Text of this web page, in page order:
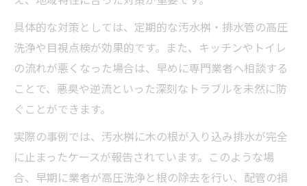
具体的な対策としては、定期的な汚水桝・排水管の高圧
洗浄や目視点検が効果的です。また、キッチンやトイレ
の流れが悪くなった場合は、早めに専門業者へ相談する
ことで、悪臭や逆流といった深刻なトラブルを未然に防
ぐことができます。
実際の事例では、汚水桝に木の根が入り込み排水が完全
に止まったケースが報告されています。このような場
合、早期に業者が高圧洗浄と根の除去を行い、配管の損